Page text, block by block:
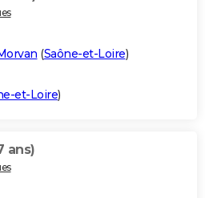
(Saône-et-Loire)
et-Loire)
ans)